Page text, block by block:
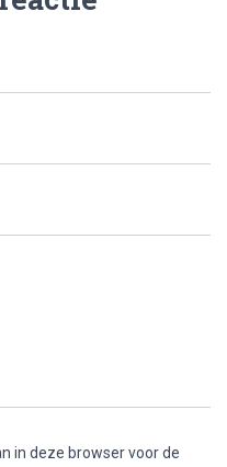
in deze browser voor de